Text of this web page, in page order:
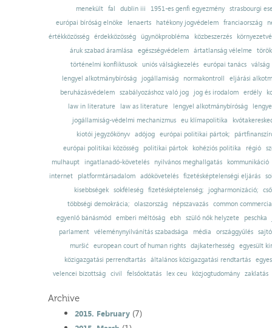
menekült
fal dublin iii 1951-es genfi egyezmény
strasbourgi
európai bíróság elnöke
lenaerts hatékony jogvédelem franciaország
értékközösség
érdekközösség ügynökprobléma közbeszerzés
áruk szabad áramlása
egészségvédelem ártatlanság vélelme
történelmi konfliktusok uniós válságkezelés európai tanács válság
lengyel alkotmánybíróság
jogállamiság normakontroll
eljárási
beruházásvédelem
szabályozáshoz való jog jog és irodalom erdély
law in literature
law as literature lengyel alkotmánybíróság
jogállamiság-védelmi mechanizmus
eu klímapolitika
kiotói jegyzőkönyv adójog európai politikai pártok;
európai politikai közösség
politikai pártok kohéziós politika régió
mulhaupt
ingatlanadó-követelés nyilvános meghallgatás
kommunikáció
internet
platformtársadalom adókövetelés fizetésképtelenségi eljárás
kisebbségek sokféleség fizetésképtelenség; jogharmonizáció;
többségi demokrácia; olaszország népszavazás common
egyenlő bánásmód emberi méltóság ebh szülő nők helyzete
peschka
parlament
véleménynyilvánítás szabadsága média országgyűlés
muršić
european court of human rights dajkaterhesség
egyesült
közigazgatási perrendtartás
általános közigazgatási rendtartás
velencei bizottság
civil felsőoktatás lex ceu közjogtudomány zaklatás
Archive
2015. February(7)